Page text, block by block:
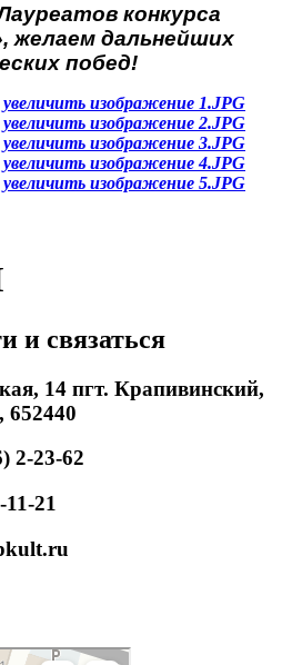
конкурса
желаем дальнейших
побед!
и связаться
14 пгт. Крапивинский,
652440
2-23-62
21